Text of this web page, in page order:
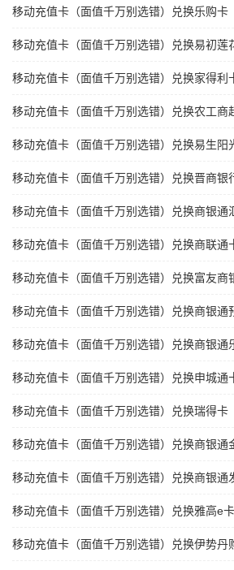
移动充值卡（面值千万别选错）兑换乐购卡
移动充值卡（面值千万别选错）兑换易初莲
移动充值卡（面值千万别选错）兑换家得利
移动充值卡（面值千万别选错）兑换农工商
移动充值卡（面值千万别选错）兑换易生阳
移动充值卡（面值千万别选错）兑换晋商银
移动充值卡（面值千万别选错）兑换商银通
移动充值卡（面值千万别选错）兑换商联通
移动充值卡（面值千万别选错）兑换富友商
移动充值卡（面值千万别选错）兑换商银通
移动充值卡（面值千万别选错）兑换商银通
移动充值卡（面值千万别选错）兑换申城通
移动充值卡（面值千万别选错）兑换瑞得卡
移动充值卡（面值千万别选错）兑换商银通
移动充值卡（面值千万别选错）兑换商银通
移动充值卡（面值千万别选错）兑换雅高e卡
移动充值卡（面值千万别选错）兑换伊势丹